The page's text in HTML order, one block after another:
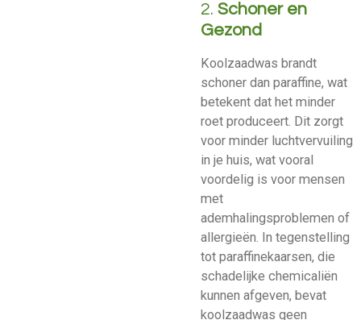
2. Schoner en
Gezond
Koolzaadwas brandt
schoner dan paraffine, wat
betekent dat het minder
roet produceert. Dit zorgt
voor minder luchtvervuiling
in je huis, wat vooral
voordelig is voor mensen
met
ademhalingsproblemen of
allergieën. In tegenstelling
tot paraffinekaarsen, die
schadelijke chemicaliën
kunnen afgeven, bevat
koolzaadwas geen